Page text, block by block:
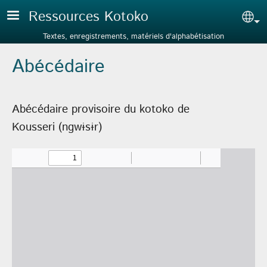
Aller au contenu principal
Ressources Kotoko
Textes, enregistrements, matériels d'alphabétisation
Abécédaire
Abécédaire provisoire du kotoko de
Kousseri (ngwɨsɨr)